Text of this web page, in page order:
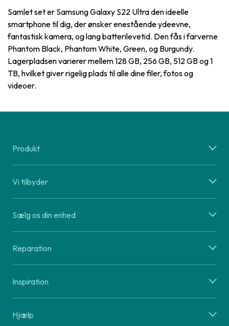
Samlet set er Samsung Galaxy S22 Ultra den ideelle
smartphone til dig, der ønsker enestående ydeevne,
fantastisk kamera, og lang batterilevetid. Den fås i farverne
Phantom Black, Phantom White, Green, og Burgundy.
Lagerpladsen varierer mellem 128 GB, 256 GB, 512 GB og 1
TB, hvilket giver rigelig plads til alle dine filer, fotos og
videoer.
Produkt
Vi tilbyder
Sælg os din enhed
Reparation
Inspiration
Hjælp